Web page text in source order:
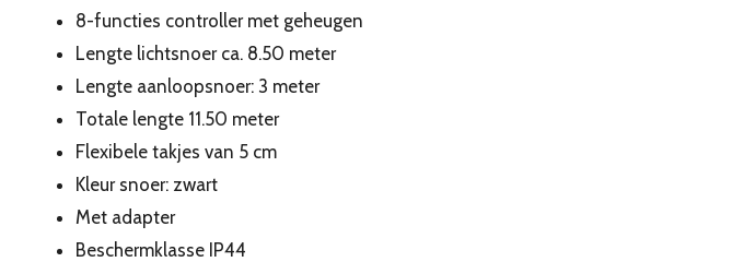
8-functies controller met geheugen
Lengte lichtsnoer ca. 8.50 meter
Lengte aanloopsnoer: 3 meter
Totale lengte 11.50 meter
Flexibele takjes van 5 cm
Kleur snoer: zwart
Met adapter
Beschermklasse IP44